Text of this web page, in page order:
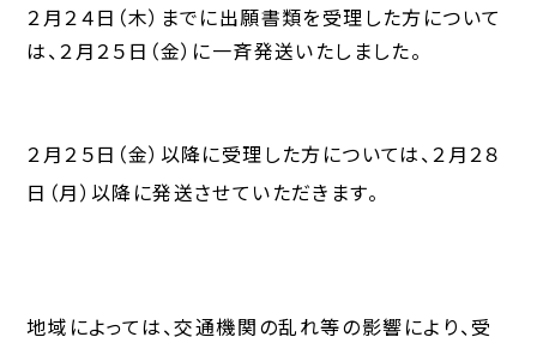
２月２４日（木）までに出願書類を受理した方について
は、２月２５日（金）に一斉発送いたしました。
２月２５日（金）以降に受理した方については、２月２８
日（月）以降に発送させていただきます。
地域によっては、交通機関の乱れ等の影響により、受